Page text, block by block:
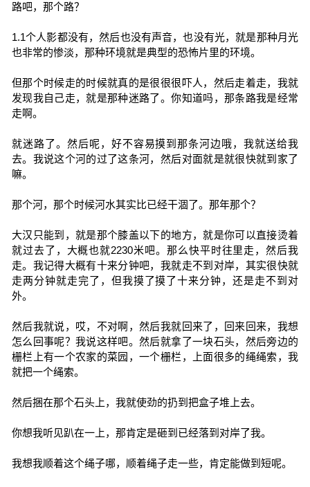
路吧，那个路？
1.1个人影都没有，然后也没有声音，也没有光，就是那种月光
也非常的惨淡，那种环境就是典型的恐怖片里的环境。
但那个时候走的时候就真的是很很很吓人，然后走着走，我就
发现我自己走，就是那种迷路了。你知道吗，那条路我是经常
走啊。
就迷路了。然后呢，好不容易摸到那条河边哦，我就送给我
去。我说这个河的过了这条河，然后对面就是就很快就到家了
嘛。
那个河，那个时候河水其实比已经干涸了。那年那个？
大汉只能到，就是那个膝盖以下的地方，就是你可以直接烫着
就过去了，大概也就2230米吧。那么快平时往里走，然后我
走。我记得大概有十来分钟吧，我就走不到对岸，其实很快就
走两分钟就走完了，但我摸了摸了十来分钟，还是走不到对
外。
然后我就说，哎，不对啊，然后我就回来了，回来回来，我想
怎么回事呢？我说这样吧。然后就拿了一块石头，然后旁边的
栅栏上有一个农家的菜园，一个栅栏，上面很多的绳绳索，我
就把一个绳索。
然后捆在那个石头上，我就使劲的扔到把盒子堆上去。
你想我听见趴在一上，那肯定是砸到已经落到对岸了我。
我想我顺着这个绳子哪，顺着绳子走一些，肯定能做到短呢。